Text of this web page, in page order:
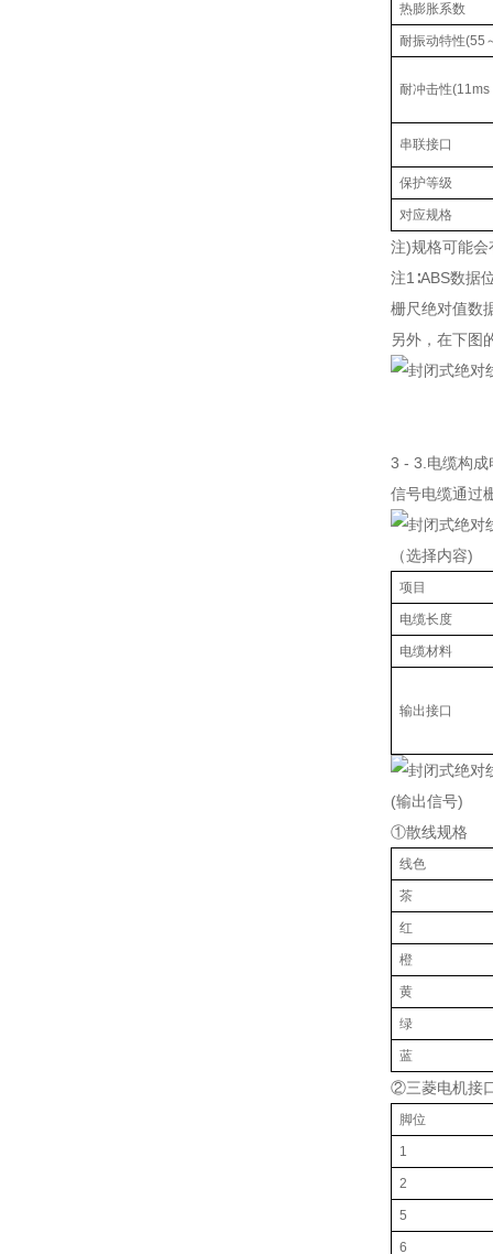
热膨胀系数
耐振动特性(55
耐冲击性
串联接口
保护等级
对应规格
注)规格可能会
注1∶ABS数据
栅尺绝对值数
另外，在下图
3 - 3.电缆构成
信号电缆通过
（选择内容)
项目
电缆长度
电缆材料
输出接口
(输出信号)
①散线规格
线色
茶
红
橙
黄
绿
蓝
②三菱电机接
脚位
1
2
5
6